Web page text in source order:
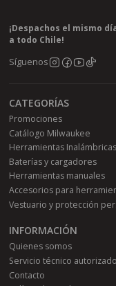
¡Despachos el mismo
a todo Chile!
Síguenos
CATEGORÍAS
Promociones
Catálogo Milwaukee
Herramientas
Baterías y cargadores
Herramientas manuales
Accesorios para
Vestuario y protección
INFORMACIÓN
Quienes somos
Servicio técnico
Contacto